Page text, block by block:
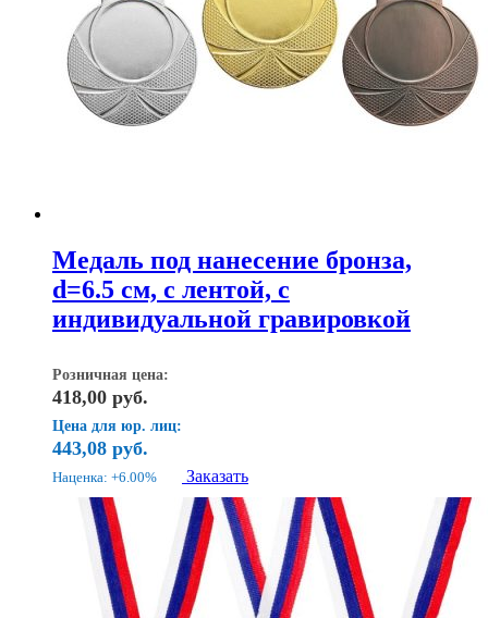
Медаль под нанесение бронза,
d=6.5 см, с лентой, с
индивидуальной гравировкой
Розничная цена:
418,00 руб.
Цена для юр. лиц:
443,08 руб.
Наценка: +6.00% Заказать